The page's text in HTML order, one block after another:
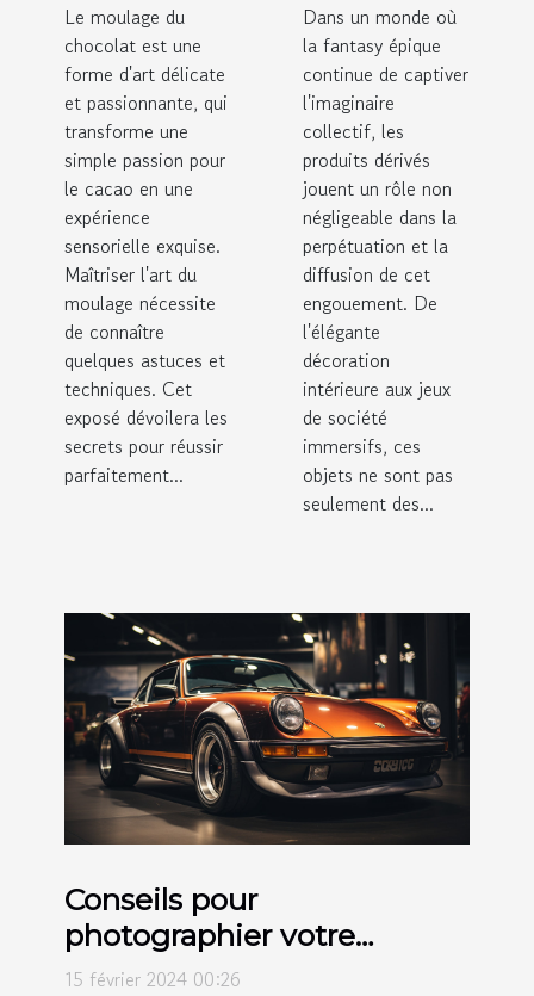
du
chocolat à
la maison
Le moulage du
chocolat est une
forme d'art délicate
et passionnante, qui
transforme une
simple passion pour
le cacao en une
expérience
sensorielle exquise.
Maîtriser l'art du
moulage nécessite
de connaître
quelques astuces et
techniques. Cet
exposé dévoilera les
secrets pour réussir
parfaitement...
des
produits
dérivés
issus de la
fantasy
épique
Dans un monde où
la fantasy épique
continue de captiver
l'imaginaire
collectif, les
produits dérivés
jouent un rôle non
négligeable dans la
perpétuation et la
diffusion de cet
engouement. De
l'élégante
décoration
intérieure aux jeux
de société
immersifs, ces
objets ne sont pas
seulement des...
Conseils pour
photographier votre
Porsche 911 et sublimer son
15 février 2024 00:26